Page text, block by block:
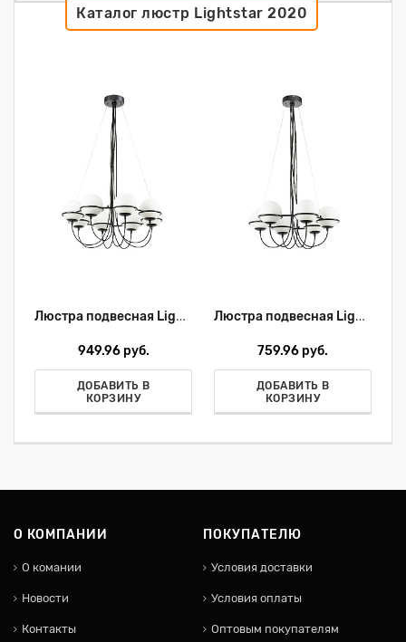
Каталог люстр Lightstar 2020
Люстра подвесная Lightstar Globo 803287
949.96 руб.
ДОБАВИТЬ В
КОРЗИНУ
Люстра подвесная Lightstar Globo 803267
759.96 руб.
ДОБАВИТЬ В
КОРЗИНУ
О КОМПАНИИ
О комании
Новости
Контакты
ПОКУПАТЕЛЮ
Условия доставки
Условия оплаты
Оптовым покупателям